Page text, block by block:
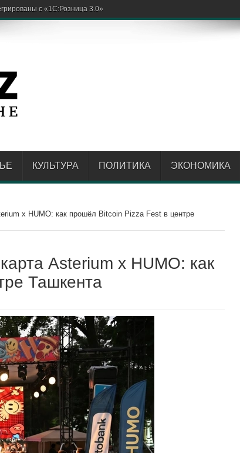
КУЛЬТУРА ПОЛИТИКА ЭКОНОМИКА
x HUMO: как прошёл Bitcoin Pizza Fest в центре
Asterium x HUMO: как
Ташкента